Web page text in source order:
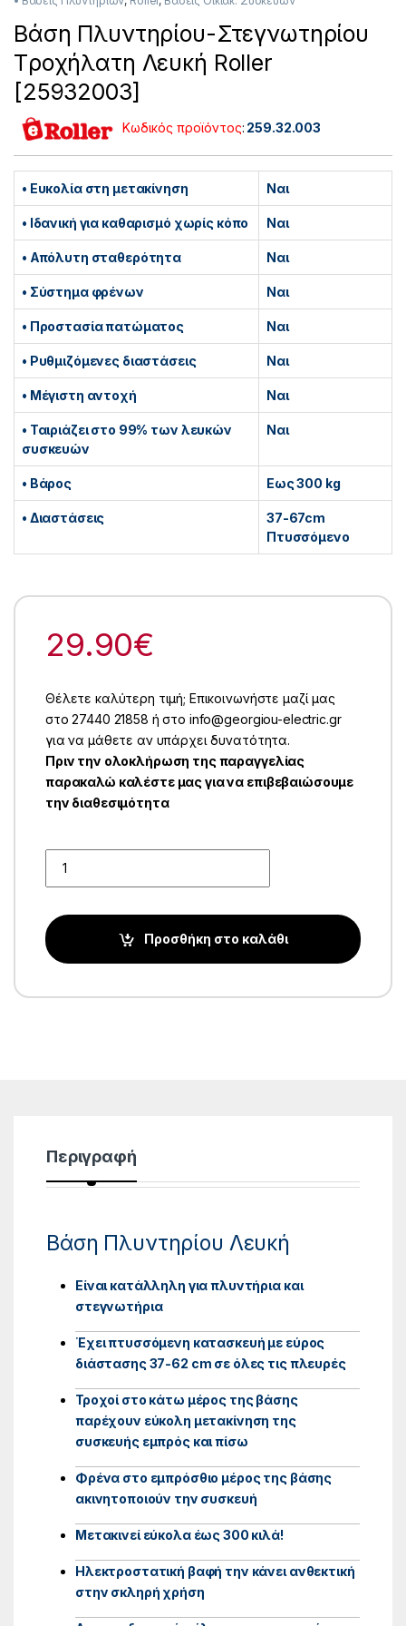
Βάση Πλυντηρίου-Στεγνωτηρίου
Tροχήλατη Λευκή Roller
[25932003]
Κωδικός προϊόντος: 259.32.003
• Ευκολία στη μετακίνηση Ναι
• Ιδανική για καθαρισμό χωρίς κόπο Ναι
• Απόλυτη σταθερότητα Ναι
• Σύστημα φρένων Ναι
• Προστασία πατώματος Ναι
• Ρυθμιζόμενες διαστάσεις Ναι
• Μέγιστη αντοχή Ναι
• Ταιριάζει στο 99% των λευκών
συσκευών
Ναι
• Βάρος Εως 300 kg
• Διαστάσεις
37-67cm
Πτυσσόμενο
29.90€
Θέλετε καλύτερη τιμή; Επικοινωνήστε μαζί μας
στο 27440 21858 ή στο info@georgiou-electric.gr
για να μάθετε αν υπάρχει δυνατότητα.
Πριν την ολοκλήρωση της παραγγελίας
παρακαλώ καλέστε μας για να επιβεβαιώσουμε
την διαθεσιμότητα
Προσθήκη στο καλάθι
Περιγραφή
Βάση Πλυντηρίου Λευκή
Είναι κατάλληλη για πλυντήρια και
στεγνωτήρια
Έχει πτυσσόμενη κατασκευή με εύρος
διάστασης 37-62 cm σε όλες τις πλευρές
Τροχοί στο κάτω μέρος της βάσης
παρέχουν εύκολη μετακίνηση της
συσκευής εμπρός και πίσω
Φρένα στο εμπρόσθιο μέρος της βάσης
ακινητοποιούν την συσκευή
Μετακινεί εύκολα έως 300 κιλά!
Ηλεκτροστατική βαφή την κάνει ανθεκτική
στην σκληρή χρήση